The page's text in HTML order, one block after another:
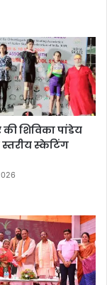
शिविका पांडेय
स्तरीय स्केटिंग